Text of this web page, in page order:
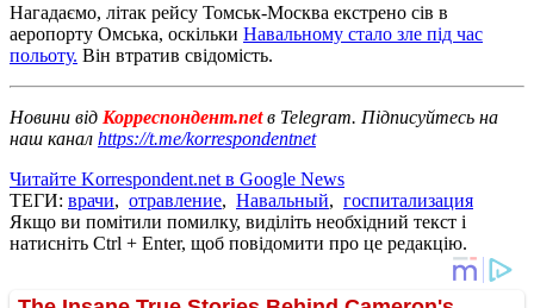
Нагадаємо, літак рейсу Томськ-Москва екстрено сів в
аеропорту Омська, оскільки Навальному стало зле під час
польоту. Він втратив свідомість.
Новини від Корреспондент.netв Telegram. Підписуйтесь на
наш канал https://t.me/korrespondentnet
Читайте Korrespondent.net в Google News
ТЕГИ: врачи, отравление, Навальный, госпитализация
Якщо ви помітили помилку, виділіть необхідний текст і
натисніть Ctrl + Enter, щоб повідомити про це редакцію.